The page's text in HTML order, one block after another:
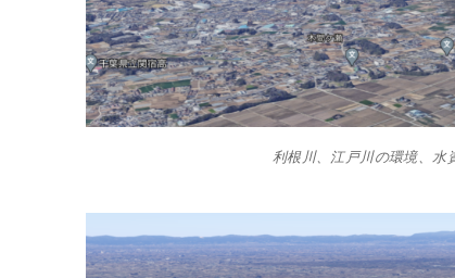
利根川、江戸川の環境、水